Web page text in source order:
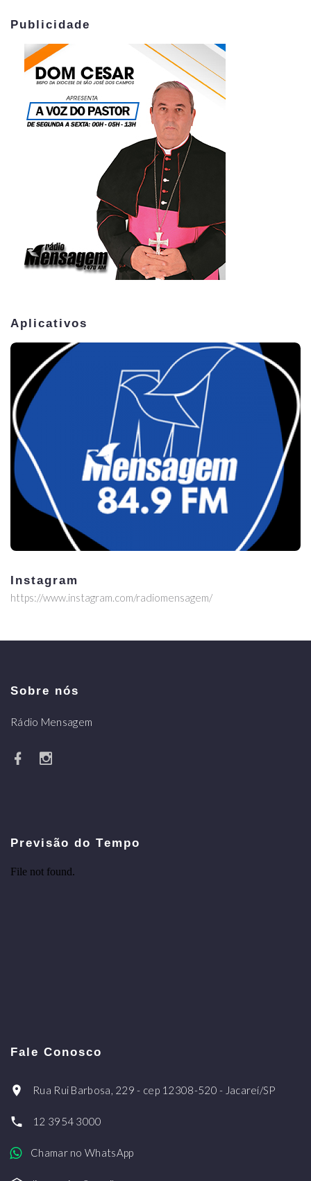
Publicidade
Aplicativos
Instagram
https://www.instagram.com/radiomensagem/
Sobre nós
Rádio Mensagem
Previsão do Tempo
Fale Conosco
Rua Rui Barbosa, 229 - cep 12308-520 - Jacareí/SP
12 3954 3000
Chamar no WhatsApp